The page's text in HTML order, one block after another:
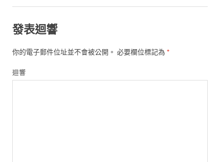
發表迴響
你的電子郵件位址並不會被公開。 必要欄位標記為 *
迴響